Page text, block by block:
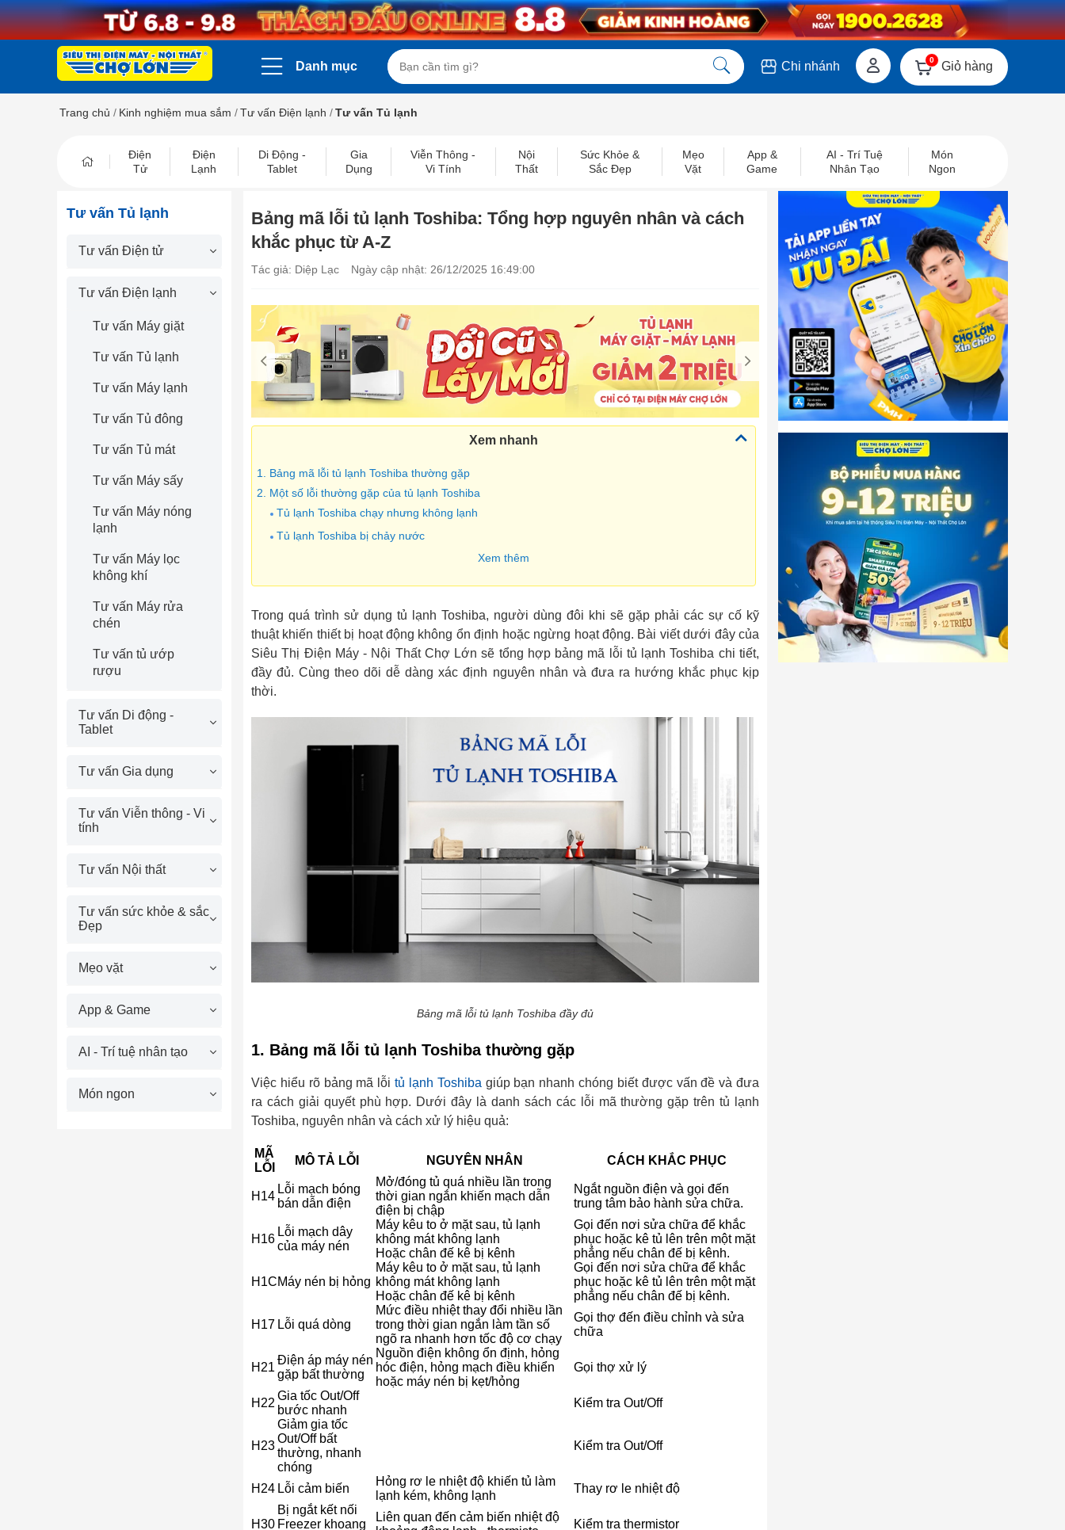
Danh mục Chi nhánh 0 Giỏ hàng
Trang chủ / Kinh nghiệm mua sắm /Tư vấn Điện lạnh /Tư vấn Tủ lạnh
Điện
Tử
Điện
Lạnh
Di Động -
Tablet
Gia
Dụng
Viễn Thông -
Vi Tính
Nội
Thất
Sức Khỏe &
Sắc Đẹp
Mẹo
Vặt
App &
Game
AI - Trí Tuệ
Nhân Tạo
Món
Ngon
Tư vấn Tủ lạnh
Tư vấn Điện tử
Tư vấn Điện lạnh
Tư vấn Máy giặt
Tư vấn Tủ lạnh
Tư vấn Máy lạnh
Tư vấn Tủ đông
Tư vấn Tủ mát
Tư vấn Máy sấy
Tư vấn Máy nóng
lạnh
Tư vấn Máy lọc
không khí
Tư vấn Máy rửa
chén
Tư vấn tủ ướp
rượu
Tư vấn Di động -
Tablet
Tư vấn Gia dụng
Tư vấn Viễn thông - Vi
tính
Tư vấn Nội thất
Tư vấn sức khỏe & sắc
Đẹp
Mẹo vặt
App & Game
AI - Trí tuệ nhân tạo
Món ngon
Bảng mã lỗi tủ lạnh Toshiba: Tổng hợp nguyên nhân và cách
khắc phục từ A-Z
Tác giả: Diệp Lạc Ngày cập nhật: 26/12/2025 16:49:00
Xem nhanh
1. Bảng mã lỗi tủ lạnh Toshiba thường gặp
2. Một số lỗi thường gặp của tủ lạnh Toshiba
Tủ lạnh Toshiba chạy nhưng không lạnh
Tủ lạnh Toshiba bị chảy nước
Xem thêm
Trong quá trình sử dụng tủ lạnh Toshiba, người dùng đôi khi sẽ gặp phải các sự cố kỹ
thuật khiến thiết bị hoạt động không ổn định hoặc ngừng hoạt động. Bài viết dưới đây của
Siêu Thị Điện Máy - Nội Thất Chợ Lớn sẽ tổng hợp bảng mã lỗi tủ lạnh Toshiba chi tiết,
đầy đủ. Cùng theo dõi dễ dàng xác định nguyên nhân và đưa ra hướng khắc phục kịp
thời.
Bảng mã lỗi tủ lạnh Toshiba đầy đủ
1. Bảng mã lỗi tủ lạnh Toshiba thường gặp
Việc hiểu rõ bảng mã lỗi tủ lạnh Toshiba giúp bạn nhanh chóng biết được vấn đề và đưa
ra cách giải quyết phù hợp. Dưới đây là danh sách các lỗi mã thường gặp trên tủ lạnh
Toshiba, nguyên nhân và cách xử lý hiệu quả:
MÃ
LỖI
MÔ TẢ LỖI NGUYÊN NHÂN CÁCH KHẮC PHỤC
H14
Lỗi mạch bóng
bán dẫn điện
Mở/đóng tủ quá nhiều lần trong
thời gian ngắn khiến mạch dẫn
điện bị chập
Ngắt nguồn điện và gọi đến
trung tâm bảo hành sửa chữa.
H16
Lỗi mạch dây
của máy nén
Máy kêu to ở mặt sau, tủ lạnh
không mát không lạnh
Hoặc chân đế kê bị kênh
Gọi đến nơi sửa chữa để khắc
phục hoặc kê tủ lên trên một mặt
phẳng nếu chân đế bị kênh.
H1CMáy nén bị hỏng
Máy kêu to ở mặt sau, tủ lạnh
không mát không lạnh
Hoặc chân đế kê bị kênh
Gọi đến nơi sửa chữa để khắc
phục hoặc kê tủ lên trên một mặt
phẳng nếu chân đế bị kênh.
H17 Lỗi quá dòng
Mức điều nhiệt thay đổi nhiều lần
trong thời gian ngắn làm tần số
ngõ ra nhanh hơn tốc độ cơ chạy
Gọi thợ đến điều chỉnh và sửa
chữa
H21
Điện áp máy nén
gặp bất thường
Nguồn điện không ổn định, hỏng
hóc điện, hỏng mạch điều khiển
hoặc máy nén bị kẹt/hỏng
Gọi thợ xử lý
H22
Gia tốc Out/Off
bước nhanh
Kiểm tra Out/Off
H23
Giảm gia tốc
Out/Off bất
thường, nhanh
chóng
Kiểm tra Out/Off
H24 Lỗi cảm biến
Hỏng rơ le nhiệt độ khiến tủ làm
lạnh kém, không lạnh
Thay rơ le nhiệt độ
H30
Bị ngắt kết nối
Freezer khoang
Liên quan đến cảm biến nhiệt độ
Kiểm tra thermistor